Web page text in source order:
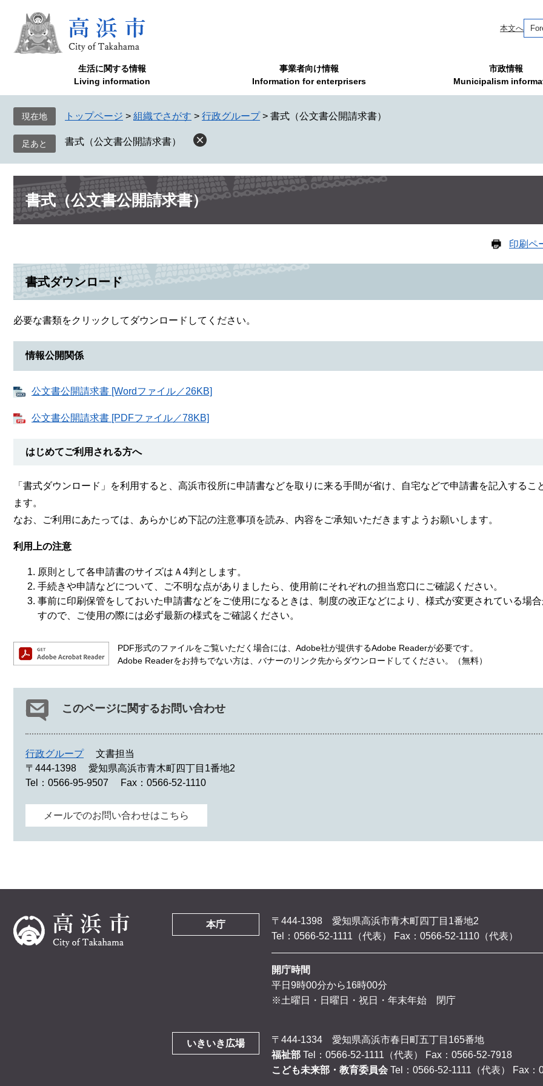
で
ば
へ
本文へ
生活に関する情報
Living information
事業者向け情報
Information for enterprisers
市政情報
Municipalism
現在地 トップページ > 組織でさがす > 行政グループ > 書式（公文書公開請求書）
書式（公文書公開請求書）
本
文 書式（公文書公開請求書）
印刷ペ
書式ダウンロード
必要な書類をクリックしてダウンロードしてください。
情報公開関係
公文書公開請求書 [Wordファイル／26KB]
公文書公開請求書 [PDFファイル／78KB]
はじめてご利用される方へ
「書式ダウンロード」を利用すると、高浜市役所に申請書などを取りに来る手間が省け、自宅などで申請書を記入するこ
ます。
なお、ご利用にあたっては、あらかじめ下記の注意事項を読み、内容をご承知いただきますようお願いします。
利用上の注意
原則として各申請書のサイズはＡ4判とします。
手続きや申請などについて、ご不明な点がありましたら、使用前にそれぞれの担当窓口にご確認ください。
事前に印刷保管をしておいた申請書などをご使用になるときは、制度の改正などにより、様式が変更されている場
すので、ご使用の際には必ず最新の様式をご確認ください。
PDF形式のファイルをご覧いただく場合には、Adobe社が提供するAdobe Readerが必要です。
Adobe Readerをお持ちでない方は、バナーのリンク先からダウンロードしてください。（無料）
このページに関するお問い合わせ
行政グループ
文書担当
〒444-1398
愛知県高浜市青木町四丁目1番地2
Tel：0566-95-9507
Fax：0566-52-1110
メールでのお問い合わせはこちら
本庁
〒444-1398 愛知県高浜市青木町四丁目1番地2
Tel：0566-52-1111（代表）
Fax：0566-52-1110（代表）
開庁時間
平日9時00分から16時00分
※土曜日・日曜日・祝日・年末年始 閉庁
いきいき広場
〒444-1334 愛知県高浜市春日町五丁目165番地
福祉部 Tel：0566-52-1111（代表）
Fax：0566-52-7918
こども未来部・教育委員会 Tel：0566-52-1111（代表） Fax：